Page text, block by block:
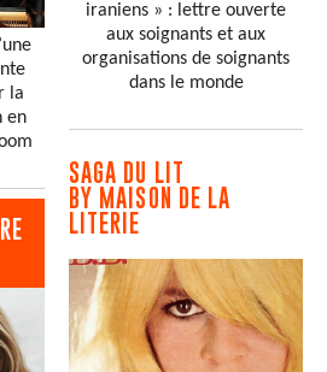
la
en
iraniens » : lettre ouverte
aux soignants et aux
organisations de soignants
dans le monde
SAGA DU LIT
BY MAISON DE LA
LITERIE